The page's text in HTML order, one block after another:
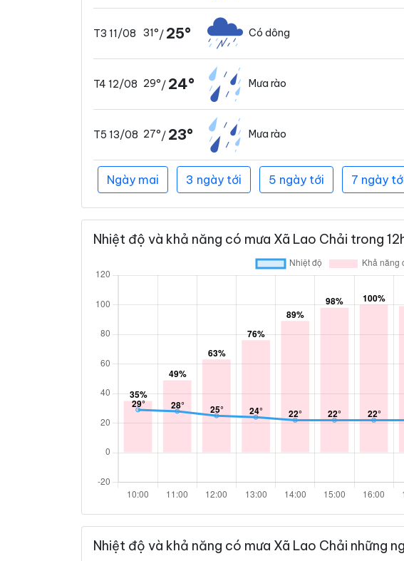
T3 11/08 31°/ 25° Có dông
T4 12/08 29°/ 24° Mưa rào
T5 13/08 27°/ 23° Mưa rào
Ngày mai 3 ngày tới 5 ngày tới 7 ngày
Nhiệt độ và khả năng có mưa Xã Lao Chải trong
Nhiệt độ và khả năng có mưa Xã Lao Chải những